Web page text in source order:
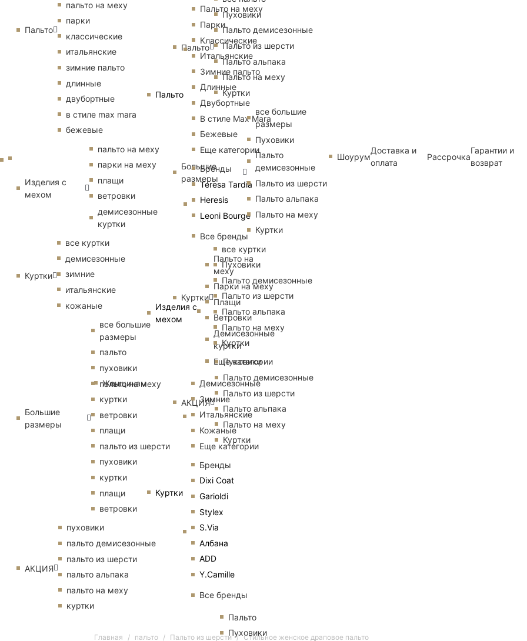
Женщинам
Пальто
Пальто на меху
Парки
Классические
Итальянские
Зимние пальто
Длинные
Двубортные
В стиле Max Mara
Бежевые
Еще категории
Бренды
Teresa Tardia
Heresis
Leoni Bourge
Все бренды
Изделия с
мехом
Пальто на
меху
Парки на меху
Плащи
Ветровки
Демисезонные
куртки
Еще категории
Куртки
Демисезонные
Зимние
Итальянские
Кожаные
Еще категории
Бренды
Dixi Coat
Garioldi
Stylex
S.Via
Албана
ADD
Y.Camille
Все бренды
Пальто
Пуховики
Пальто
пальто на меху
парки
классические
итальянские
зимние пальто
длинные
двубортные
в стиле max mara
бежевые
Изделия с
мехом
пальто на меху
парки на меху
плащи
ветровки
демисезонные
куртки
Куртки
все куртки
демисезонные
зимние
итальянские
кожаные
Большие
размеры
все большие
размеры
пальто
пуховики
пальто на меху
куртки
ветровки
плащи
пальто из шерсти
пуховики
куртки
плащи
ветровки
АКЦИЯ
пуховики
пальто демисезонные
пальто из шерсти
пальто альпака
пальто на меху
куртки
Пальто
Пуховики
Пальто демисезонные
Пальто из шерсти
Пальто альпака
Пальто на меху
Куртки
Большие
размеры
все большие
размеры
Пуховики
Пальто
демисезонные
Пальто из шерсти
Пальто альпака
Пальто на меху
Куртки
Куртки
все куртки
Пуховики
Пальто демисезонные
Пальто из шерсти
Пальто альпака
Пальто на меху
Куртки
АКЦИЯ
Пуховики
Пальто демисезонные
Пальто из шерсти
Пальто альпака
Пальто на меху
Куртки
Шоурум
Доставка и
оплата
Рассрочка
Гарантии и
возврат
Главная пальто Пальто из шерсти Стильное женское драповое пальто